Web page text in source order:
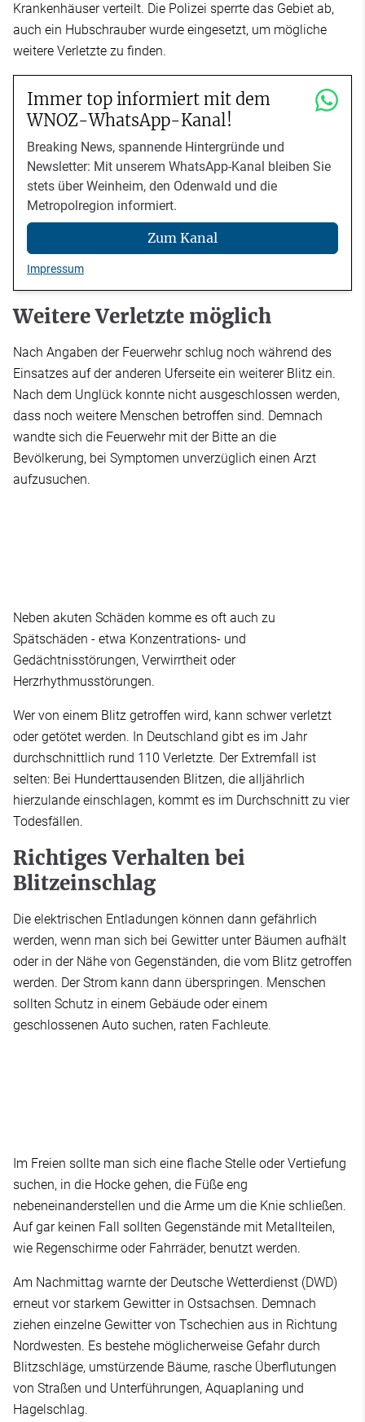
Krankenhäuser verteilt. Die Polizei sperrte das Gebiet ab,
auch ein Hubschrauber wurde eingesetzt, um mögliche
weitere Verletzte zu finden.
Immer top informiert mit dem
WNOZ-WhatsApp-Kanal!
Breaking News, spannende Hintergründe und
Newsletter: Mit unserem WhatsApp-Kanal bleiben Sie
stets über Weinheim, den Odenwald und die
Metropolregion informiert.
Zum Kanal
Impressum
Weitere Verletzte möglich
Nach Angaben der Feuerwehr schlug noch während des
Einsatzes auf der anderen Uferseite ein weiterer Blitz ein.
Nach dem Unglück konnte nicht ausgeschlossen werden,
dass noch weitere Menschen betroffen sind. Demnach
wandte sich die Feuerwehr mit der Bitte an die
Bevölkerung, bei Symptomen unverzüglich einen Arzt
aufzusuchen.
Neben akuten Schäden komme es oft auch zu
Spätschäden - etwa Konzentrations- und
Gedächtnisstörungen, Verwirrtheit oder
Herzrhythmusstörungen.
Wer von einem Blitz getroffen wird, kann schwer verletzt
oder getötet werden. In Deutschland gibt es im Jahr
durchschnittlich rund 110 Verletzte. Der Extremfall ist
selten: Bei Hunderttausenden Blitzen, die alljährlich
hierzulande einschlagen, kommt es im Durchschnitt zu vier
Todesfällen.
Richtiges Verhalten bei
Blitzeinschlag
Die elektrischen Entladungen können dann gefährlich
werden, wenn man sich bei Gewitter unter Bäumen aufhält
oder in der Nähe von Gegenständen, die vom Blitz getroffen
werden. Der Strom kann dann überspringen. Menschen
sollten Schutz in einem Gebäude oder einem
geschlossenen Auto suchen, raten Fachleute.
Im Freien sollte man sich eine flache Stelle oder Vertiefung
suchen, in die Hocke gehen, die Füße eng
nebeneinanderstellen und die Arme um die Knie schließen.
Auf gar keinen Fall sollten Gegenstände mit Metallteilen,
wie Regenschirme oder Fahrräder, benutzt werden.
Am Nachmittag warnte der Deutsche Wetterdienst (DWD)
erneut vor starkem Gewitter in Ostsachsen. Demnach
ziehen einzelne Gewitter von Tschechien aus in Richtung
Nordwesten. Es bestehe möglicherweise Gefahr durch
Blitzschläge, umstürzende Bäume, rasche Überflutungen
von Straßen und Unterführungen, Aquaplaning und
Hagelschlag.